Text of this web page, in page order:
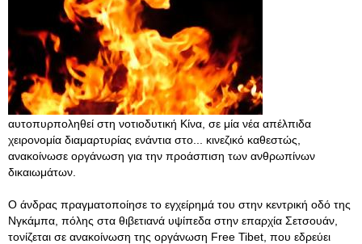
αυτοπυρποληθεί στη νοτιοδυτική Κίνα, σε μία νέα απέλπιδα
χειρονομία διαμαρτυρίας ενάντια στο... κινεζικό καθεστώς,
ανακοίνωσε οργάνωση για την προάσπιση των ανθρωπίνων
δικαιωμάτων.
Ο άνδρας πραγματοποίησε το εγχείρημά του στην κεντρική οδό της
Νγκάμπα, πόλης στα θιβετιανά υψίπεδα στην επαρχία Σετσουάν,
τονίζεται σε ανακοίνωση της οργάνωση Free Tibet, που εδρεύει